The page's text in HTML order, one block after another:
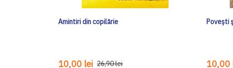
Amintiri din copilărie
10,00 lei 26,90 lei
Poveşti
10,00